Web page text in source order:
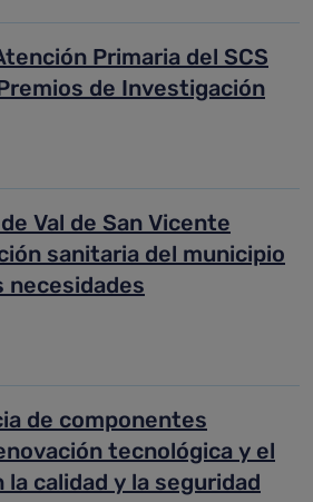
Primaria del SCS
de Investigación
Val de San Vicente
sanitaria del municipio
necesidades
de componentes
tecnológica y el
calidad y la seguridad